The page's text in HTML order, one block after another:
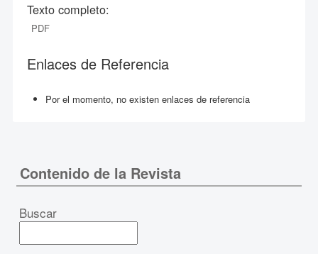
Texto completo:
PDF
Enlaces de Referencia
Por el momento, no existen enlaces de referencia
Contenido de la Revista
Buscar